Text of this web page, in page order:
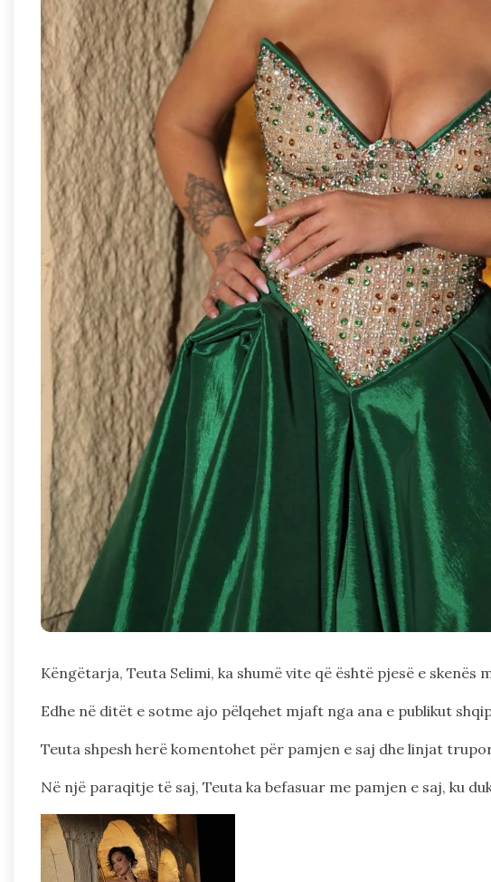
Këngëtarja, Teuta Selimi, ka shumë vite që është pjesë e skenës
Edhe në ditët e sotme ajo pëlqehet mjaft nga ana e publikut
Teuta shpesh herë komentohet për pamjen e saj dhe linjat
Në një paraqitje të saj, Teuta ka befasuar me pamjen e saj, ku